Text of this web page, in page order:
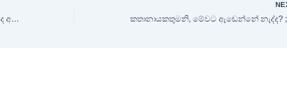
ගණේමුල්ල සංජීවගේ ඝාතන සැකකරුවන්ට අද අධිකරණය දුන් නියෝගය